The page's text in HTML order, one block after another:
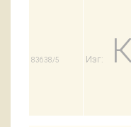
83638/5 Изг: